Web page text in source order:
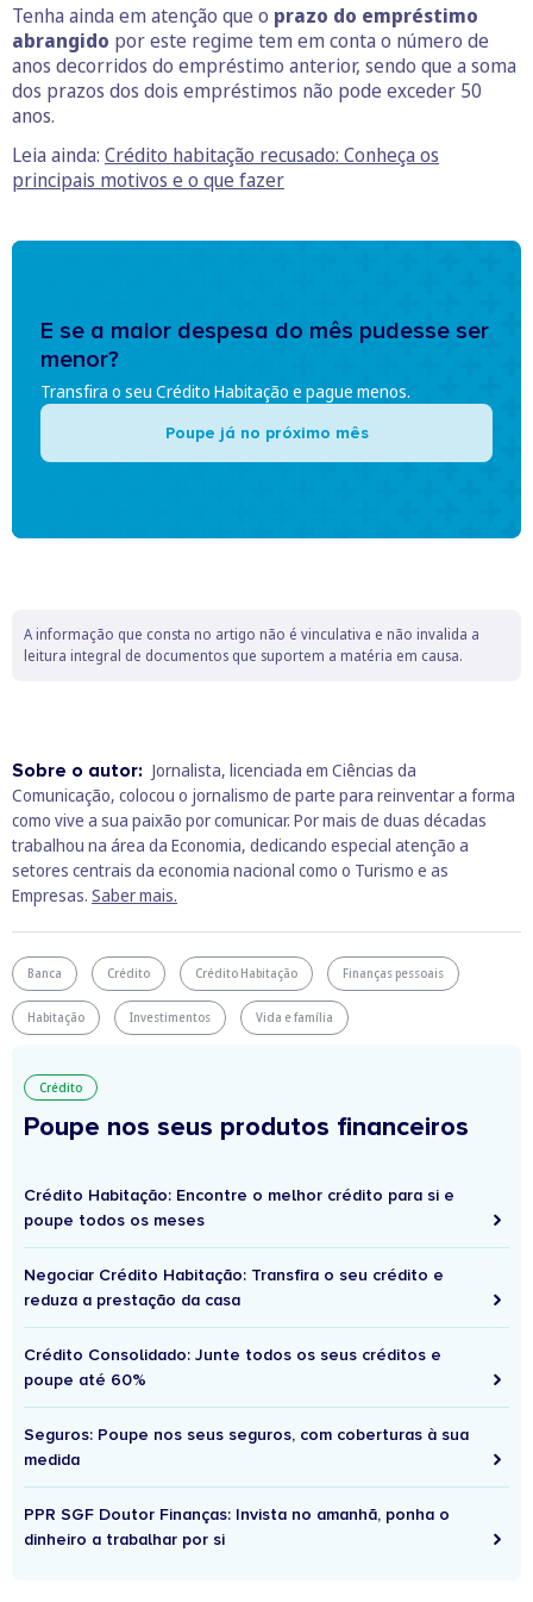
Tenha ainda em atenção que o prazo do empréstimo
abrangido por este regime tem em conta o número de
anos decorridos do empréstimo anterior, sendo que a soma
dos prazos dos dois empréstimos não pode exceder 50
anos.
Leia ainda: Crédito habitação recusado: Conheça os
principais motivos e o que fazer
E se a maior despesa do mês pudesse ser
menor?
Transfira o seu Crédito Habitação e pague menos.
Poupe já no próximo mês
A informação que consta no artigo não é vinculativa e não invalida a
leitura integral de documentos que suportem a matéria em causa.
Sobre o autor: Jornalista, licenciada em Ciências da
Comunicação, colocou o jornalismo de parte para reinventar a forma
como vive a sua paixão por comunicar. Por mais de duas décadas
trabalhou na área da Economia, dedicando especial atenção a
setores centrais da economia nacional como o Turismo e as
Empresas. Saber mais.
Banca Crédito Crédito Habitação Finanças pessoais
Habitação Investimentos Vida e família
Crédito
Poupe nos seus produtos financeiros
Crédito Habitação: Encontre o melhor crédito para si e
poupe todos os meses
Negociar Crédito Habitação: Transfira o seu crédito e
reduza a prestação da casa
Crédito Consolidado: Junte todos os seus créditos e
poupe até 60%
Seguros: Poupe nos seus seguros, com coberturas à sua
medida
PPR SGF Doutor Finanças: Invista no amanhã, ponha o
dinheiro a trabalhar por si